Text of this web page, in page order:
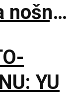
nošnja
YU